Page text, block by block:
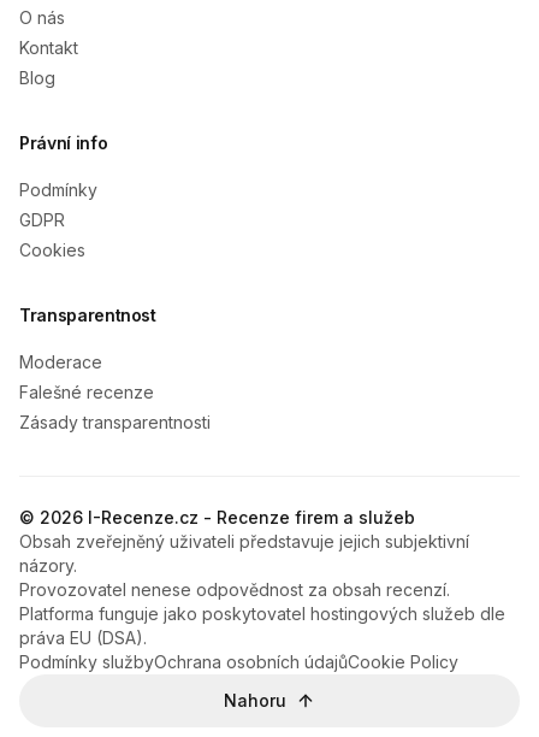
O nás
Kontakt
Blog
Právní info
Podmínky
GDPR
Cookies
Transparentnost
Moderace
Falešné recenze
Zásady transparentnosti
© 2026 I-Recenze.cz - Recenze firem a služeb
Obsah zveřejněný uživateli představuje jejich subjektivní
názory.
Provozovatel nenese odpovědnost za obsah recenzí.
Platforma funguje jako poskytovatel hostingových služeb dle
práva EU (DSA).
Podmínky službyOchrana osobních údajůCookie Policy
Nahoru